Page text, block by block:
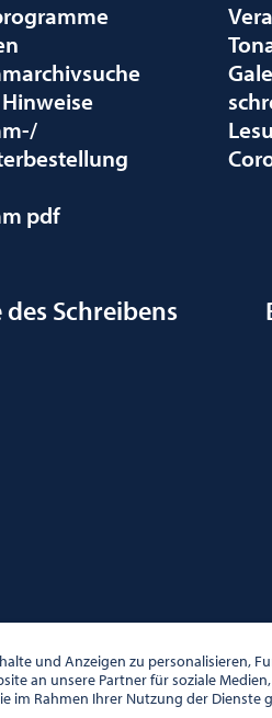
pdf
Schreibens
5, STIEGE 1, 2. STOCK,
59
und Anzeigen zu personalisieren,
an unsere Partner für soziale
im Rahmen Ihrer Nutzung der